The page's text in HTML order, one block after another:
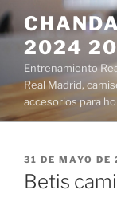
Saltar
al
contenido
2024
Entrenamiento
Real Madrid,
accesorios para
PUBLICADO
EL
31 DE MAYO DE
Betis